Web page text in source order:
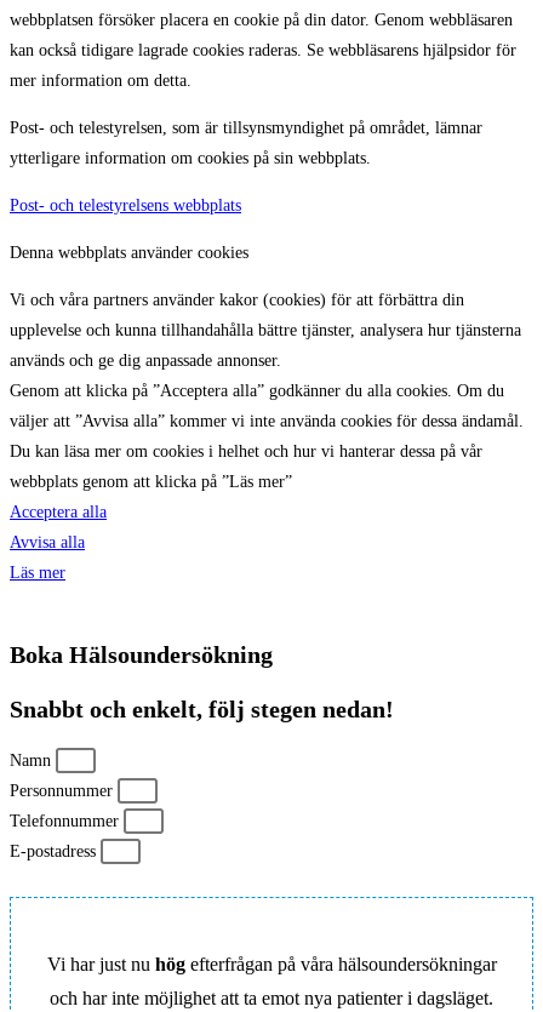
webbplatsen försöker placera en cookie på din dator. Genom webbläsaren
kan också tidigare lagrade cookies raderas. Se webbläsarens hjälpsidor för
mer information om detta.
Post- och telestyrelsen, som är tillsynsmyndighet på området, lämnar
ytterligare information om cookies på sin webbplats.
Post- och telestyrelsens webbplats
Denna webbplats använder cookies
Vi och våra partners använder kakor (cookies) för att förbättra din
upplevelse och kunna tillhandahålla bättre tjänster, analysera hur tjänsterna
används och ge dig anpassade annonser.
Genom att klicka på ”Acceptera alla” godkänner du alla cookies. Om du
väljer att ”Avvisa alla” kommer vi inte använda cookies för dessa ändamål.
Du kan läsa mer om cookies i helhet och hur vi hanterar dessa på vår
webbplats genom att klicka på ”Läs mer”
Acceptera alla
Avvisa alla
Läs mer
Boka Hälsoundersökning
Snabbt och enkelt, följ stegen nedan!
Namn
Personnummer
Telefonnummer
E-postadress
Vi har just nu högefterfrågan på våra hälsoundersökningar
och har inte möjlighet att ta emot nya patienter i dagsläget.